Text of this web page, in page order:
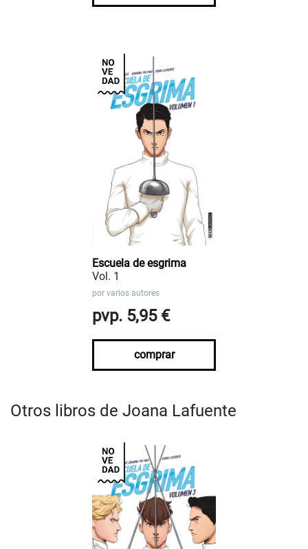
Escuela de esgrima
Vol. 1
por varios autores
pvp. 5,95 €
comprar
Otros libros de Joana Lafuente